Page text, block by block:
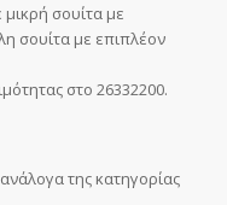
σουίτα με
σουίτα με επιπλέον
στο 26332200.
της κατηγορίας